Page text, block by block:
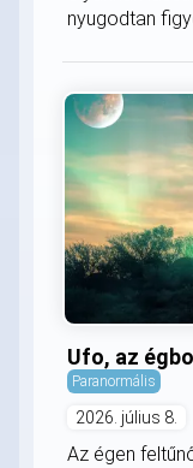
nyugodtan
Ufo, az
Paranormális
2026. július 8.
Az égen